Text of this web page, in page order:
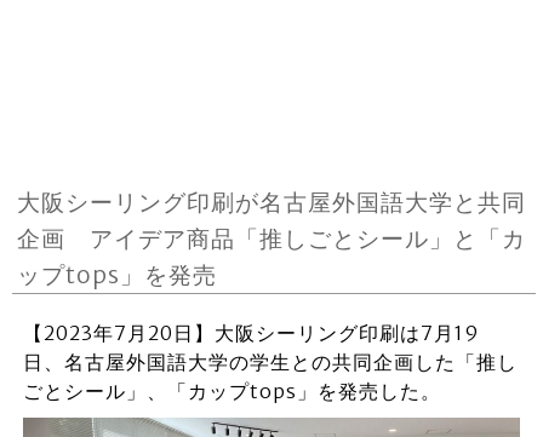
大阪シーリング印刷が名古屋外国語大学と共同
企画 アイデア商品「推しごとシール」と「カ
ップtops」を発売
【2023年7月20日】大阪シーリング印刷は7月19
日、名古屋外国語大学の学生との共同企画した「推し
ごとシール」、「カップtops」を発売した。